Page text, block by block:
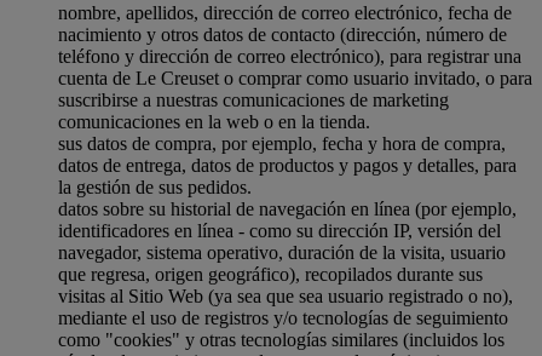
nombre, apellidos, dirección de correo electrónico, fecha de
nacimiento y otros datos de contacto (dirección, número de
teléfono y dirección de correo electrónico), para registrar una
cuenta de Le Creuset o comprar como usuario invitado, o para
suscribirse a nuestras comunicaciones de marketing
comunicaciones en la web o en la tienda.
sus datos de compra, por ejemplo, fecha y hora de compra,
datos de entrega, datos de productos y pagos y detalles, para
la gestión de sus pedidos.
datos sobre su historial de navegación en línea (por ejemplo,
identificadores en línea - como su dirección IP, versión del
navegador, sistema operativo, duración de la visita, usuario
que regresa, origen geográfico), recopilados durante sus
visitas al Sitio Web (ya sea que sea usuario registrado o no),
mediante el uso de registros y/o tecnologías de seguimiento
como "cookies" y otras tecnologías similares (incluidos los